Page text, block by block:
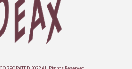
2022 All Rights Reserved.